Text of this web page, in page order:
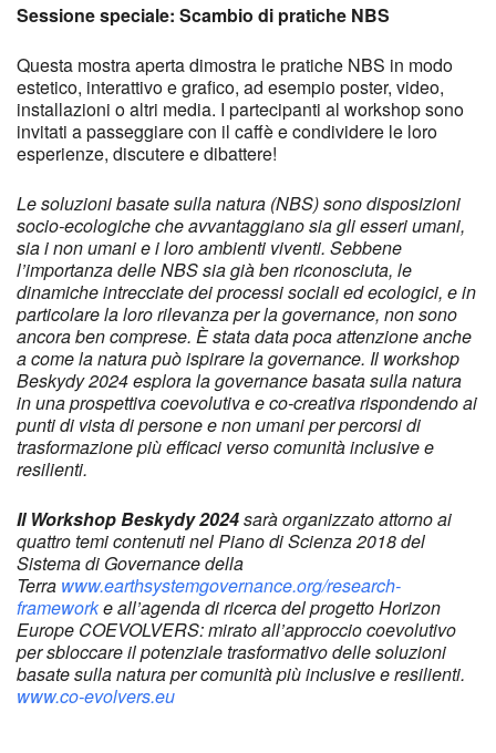
Sessione speciale: Scambio di pratiche NBS
Questa mostra aperta dimostra le pratiche NBS in modo
estetico, interattivo e grafico, ad esempio poster, video,
installazioni o altri media. I partecipanti al workshop sono
invitati a passeggiare con il caffè e condividere le loro
esperienze, discutere e dibattere!
Le soluzioni basate sulla natura (NBS) sono disposizioni
socio-ecologiche che avvantaggiano sia gli esseri umani,
sia i non umani e i loro ambienti viventi. Sebbene
l’importanza delle NBS sia già ben riconosciuta, le
dinamiche intrecciate dei processi sociali ed ecologici, e in
particolare la loro rilevanza per la governance, non sono
ancora ben comprese. È stata data poca attenzione anche
a come la natura può ispirare la governance. Il workshop
Beskydy 2024 esplora la governance basata sulla natura
in una prospettiva coevolutiva e co-creativa rispondendo ai
punti di vista di persone e non umani per percorsi di
trasformazione più efficaci verso comunità inclusive e
resilienti.
Il Workshop Beskydy 2024sarà organizzato attorno ai
quattro temi contenuti nel Piano di Scienza 2018 del
Sistema di Governance della
Terra www.earthsystemgovernance.org/research-
frameworke all’agenda di ricerca del progetto Horizon
Europe COEVOLVERS: mirato all’approccio coevolutivo
per sbloccare il potenziale trasformativo delle soluzioni
basate sulla natura per comunità più inclusive e resilienti.
www.co-evolvers.eu